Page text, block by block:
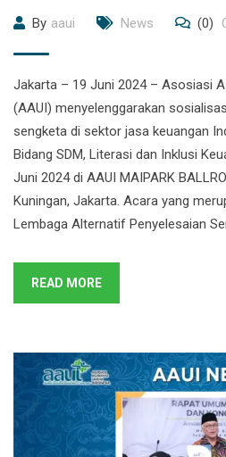
By aaui News (0)
Jakarta – 19 Juni 2024 – Asosiasi
(AAUI) menyelenggarakan
sengketa di sektor jasa keuangan
Bidang SDM, Literasi dan Inklusi
Juni 2024 di AAUI MAIPARK
Kuningan, Jakarta. Acara yang
Lembaga Alternatif Penyelesaian
READ MORE